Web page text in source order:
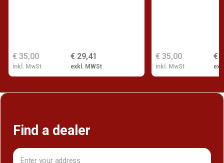
€ 29,41
exkl. MWSt
€ 35,00
inkl. MwSt
€
€ 35,00
inkl. MwSt
Find a dealer